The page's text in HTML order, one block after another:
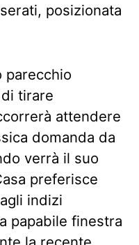
posizionata
parecchio
tirare
attendere
domanda da
verrà il suo
preferisce
indizi
papabile finestra